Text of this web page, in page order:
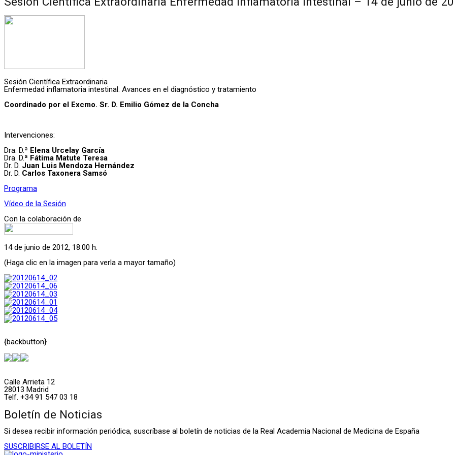
Sesión Científica Extraordinaria
Enfermedad inflamatoria intestinal. Avances en el diagnóstico y tratamiento
Coordinado por el Excmo. Sr. D. Emilio Gómez de la Concha
Intervenciones:
Dra. D.ª Elena Urcelay García
Dra. D.ª Fátima Matute Teresa
Dr. D. Juan Luis Mendoza Hernández
Dr. D. Carlos Taxonera Samsó
Programa
Vídeo de la Sesión
Con la colaboración de
14 de junio de 2012, 18:00 h.
(Haga clic en la imagen para verla a mayor tamaño)
{backbutton}
Calle Arrieta 12
28013 Madrid
Telf. +34 91 547 03 18
Boletín de Noticias
Si desea recibir información periódica, suscríbase al boletín de noticias de la Real Academia Nacional de Medicina de España
SUSCRIBIRSE AL BOLETÍN